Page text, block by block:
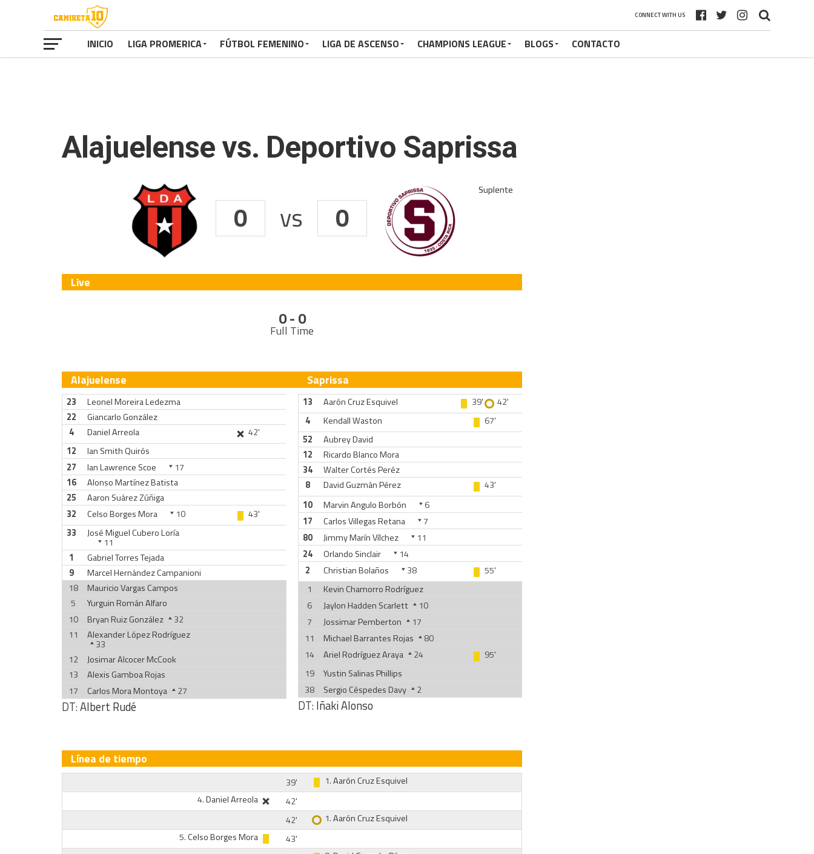
CONNECT WITH US
INICIO LIGA PROMERICA FÚTBOL FEMENINO LIGA DE ASCENSO CHAMPIONS LEAGUE BLOGS CONTACTO
Alajuelense vs. Deportivo Saprissa
0 vs 0
Live
0 - 0
Full Time
Alajuelense
23
Leonel Moreira Ledezma
22
Giancarlo González
4
Daniel Arreola
42'
12
Ian Smith Quirós
27
Ian Lawrence Scoe
17
16
Alonso Martínez Batista
25
Aaron Suárez Zúñiga
32
Celso Borges Mora 10
43'
33
José Miguel Cubero Loría
11
1
Gabriel Torres Tejada
9
Marcel Hernández Campanioni
18
Mauricio Vargas Campos
5
Yurguin Román Alfaro
10
Bryan Ruiz González
32
11
Alexander López Rodríguez
33
12
Josimar Alcocer McCook
13
Alexis Gamboa Rojas
17
Carlos Mora Montoya 27
DT:Albert Rudé
Saprissa
13 Aarón Cruz Esquivel 39'
42'
4
Kendall Waston
67'
52
Aubrey David
12
Ricardo Blanco Mora
34
Walter Cortés Peréz
8
David Guzmán Pérez
43'
10
Marvin Angulo Borbón
6
17
Carlos Villegas Retana
7
80
Jimmy Marín Vílchez
11
24
Orlando Sinclair
14
2
Christian Bolaños 38
55'
1
Kevin Chamorro Rodríguez
6
Jaylon Hadden Scarlett
10
7
Jossimar Pemberton
17
11
Michael Barrantes Rojas
80
14
Ariel Rodríguez Araya 24
95'
19
Yustin Salinas Phillips
38
Sergio Céspedes Davy 2
DT:Iñaki Alonso
Línea de tiempo
39' 1.Aarón Cruz Esquivel
4.Daniel Arreola
42'
42'
1.Aarón Cruz Esquivel
5.Celso Borges Mora
43'